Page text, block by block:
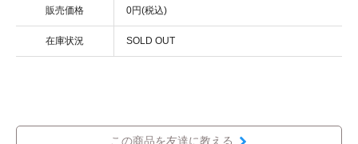
販売価格 0円(税込)
在庫状況 SOLD OUT
この商品を友達に教える